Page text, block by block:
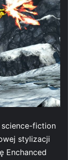
fiction
stylizacji
Enchanced